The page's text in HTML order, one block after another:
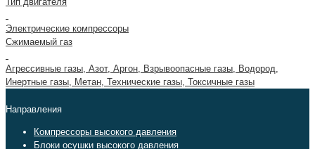
Электрические компрессоры
Сжимаемый газ
Агрессивные газы, Азот, Аргон, Взрывоопасные газы, Водород,
Инертные газы, Метан, Технические газы, Токсичные газы
Направления
Компрессоры высокого давления
Блоки осушки высокого давления